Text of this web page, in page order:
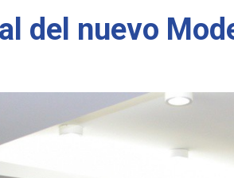
del nuevo